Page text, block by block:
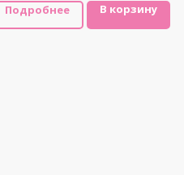
Подробнее В корзину